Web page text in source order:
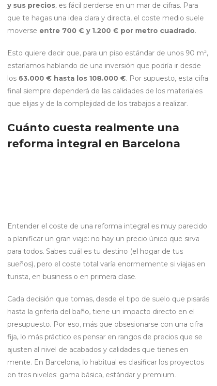
y sus precios, es fácil perderse en un mar de cifras. Para
que te hagas una idea clara y directa, el coste medio suele
moverse entre 700 € y 1.200 € por metro cuadrado.
Esto quiere decir que, para un piso estándar de unos 90 m²,
estaríamos hablando de una inversión que podría ir desde
los 63.000 € hasta los 108.000 €. Por supuesto, esta cifra
final siempre dependerá de las calidades de los materiales
que elijas y de la complejidad de los trabajos a realizar.
Cuánto cuesta realmente una
reforma integral en Barcelona
Entender el coste de una reforma integral es muy parecido
a planificar un gran viaje: no hay un precio único que sirva
para todos. Sabes cuál es tu destino (el hogar de tus
sueños), pero el coste total varía enormemente si viajas en
turista, en business o en primera clase.
Cada decisión que tomas, desde el tipo de suelo que pisarás
hasta la grifería del baño, tiene un impacto directo en el
presupuesto. Por eso, más que obsesionarse con una cifra
fija, lo más práctico es pensar en rangos de precios que se
ajusten al nivel de acabados y calidades que tienes en
mente. En Barcelona, lo habitual es clasificar los proyectos
en tres niveles: gama básica, estándar y premium.